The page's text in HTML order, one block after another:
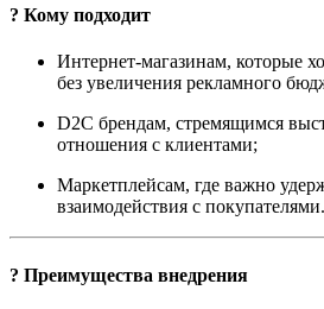
? Кому подходит
Интернет-магазинам, которые
без увеличения рекламного
D2C брендам, стремящимся
отношения с клиентами;
Маркетплейсам, где важно
взаимодействия с покупателями.
? Преимущества внедрения